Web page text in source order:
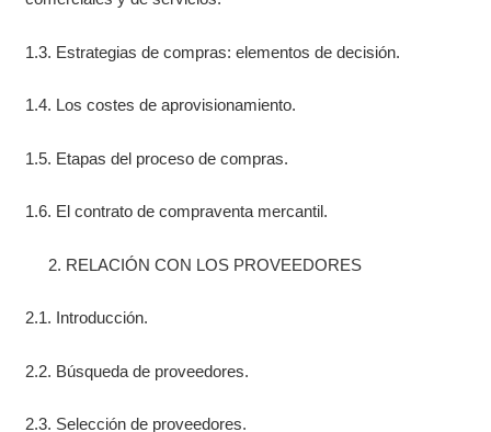
1.3. Estrategias de compras: elementos de decisión.
1.4. Los costes de aprovisionamiento.
1.5. Etapas del proceso de compras.
1.6. El contrato de compraventa mercantil.
RELACIÓN CON LOS PROVEEDORES
2.1. Introducción.
2.2. Búsqueda de proveedores.
2.3. Selección de proveedores.